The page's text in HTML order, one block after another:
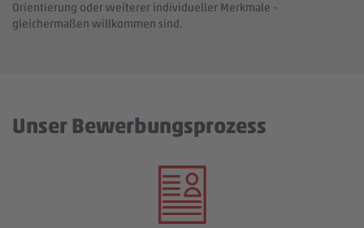
Orientierung oder weiterer individueller Merkmale -
gleichermaßen willkommen sind.
Unser Bewerbungsprozess